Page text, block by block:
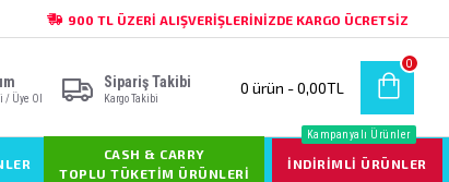
900 TL ÜZERI ALIŞVERIŞLERINIZDE KARGO ÜCRETSIZ
/ Üye Ol
Sipariş Takibi
Kargo Takibi
0 ürün - 0,00TL
0
CASH & CARRY
TOPLU TÜKETIM ÜRÜNLERI
İNDIRIMLI ÜRÜNLER
Kampanyalı Ürünler